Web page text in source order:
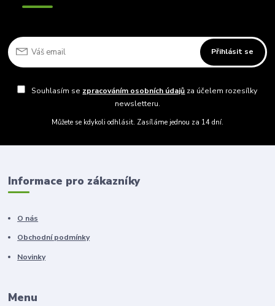
Přihlásit se
Souhlasím se zpracováním osobních údajů za účelem rozesílky
newsletteru.
Můžete se kdykoli odhlásit. Zasíláme jednou za 14 dní.
Informace pro zákazníky
O nás
Obchodní podmínky
Novinky
Menu